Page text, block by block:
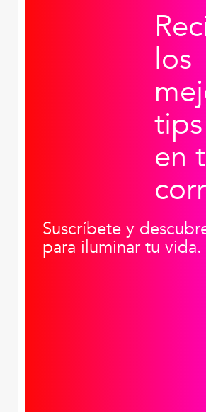
los
tips
en
Suscríbete y
para iluminar tu vida.